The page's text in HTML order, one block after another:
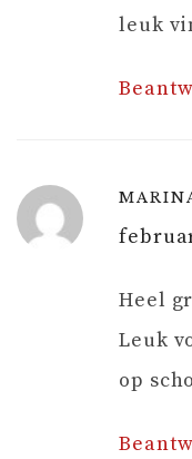
leuk
Heel
Leuk
op